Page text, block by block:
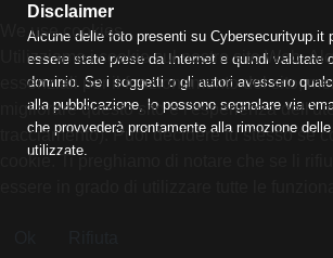
Disclaimer
Alcune delle foto presenti su Cybersecurityup.it
essere state prese da Internet e quindi valutate
dominio. Se i soggetti o gli autori avessero
alla pubblicazione, lo possono segnalare via
che provvederà prontamente alla rimozione
utilizzate.
We use cookies
Utilizziamo i cookie sul nostro sito Web.
essenziali per il funzionamento del sito,
migliorare questo sito e l'esperienza
tracciamento). Puoi decidere tu stesso se
cookie. Ti preghiamo di notare che se li